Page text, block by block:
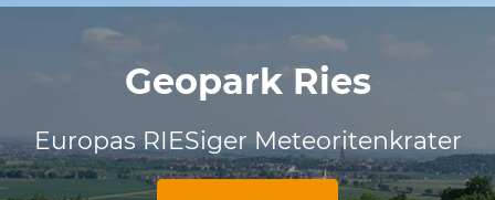
Geopark Ries
Europas RIESiger Meteoritenkrater